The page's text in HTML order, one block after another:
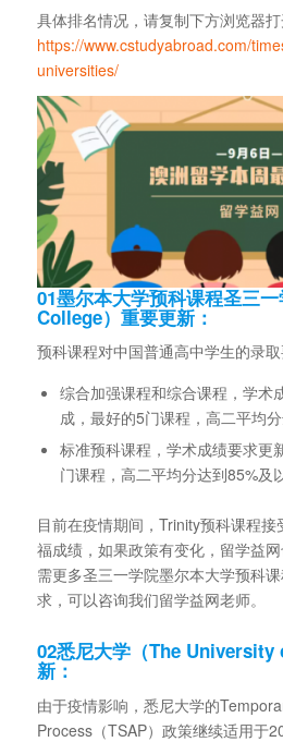
具体排名情况，请复制下方浏览器打
https://www.cstudyabroad.com/
universities/
01墨尔本大学预科课程圣三
College）重要更新：
预科课程对中国普通高中学生的录取
综合加强课程和综合课程，学术
成，最好的5门课程，高二平均
标准预科课程，学术成绩要求更
门课程，高二平均分达到85%及
目前在疫情期间，Trinity预科课程
福成绩，如果政策有变化，留学益
需更多圣三一学院墨尔本大学预科
求，可以咨询我们留学益网老师。
02悉尼大学（The University
新：
由于疫情影响，悉尼大学的
Process（TSAP）政策继续适用于